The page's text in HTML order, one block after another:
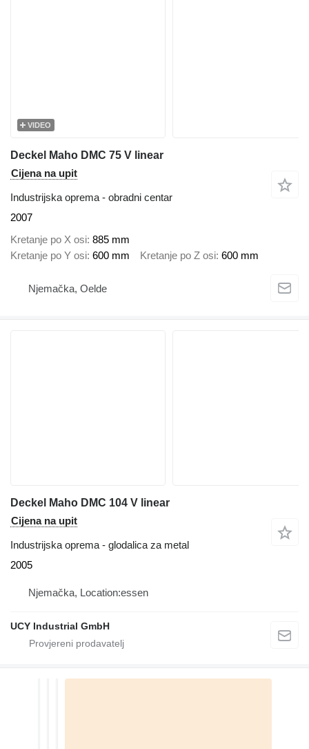
VIDEO
Deckel Maho DMC 75 V linear
Cijena na upit
Industrijska oprema - obradni centar
2007
Kretanje po X osi 885 mm
Kretanje po Y osi 600 mm Kretanje po Z osi 600 mm
Njemačka, Oelde
Deckel Maho DMC 104 V linear
Cijena na upit
Industrijska oprema - glodalica za metal
2005
Njemačka, Location:essen
UCY Industrial GmbH